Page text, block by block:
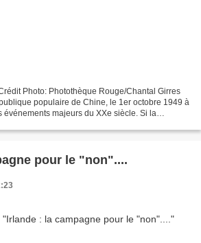
Photo: Photothèque Rouge/Chantal Girres
populaire de Chine, le 1er octobre 1949 à
événements majeurs du XXe siècle. Si la
pour le "non"....